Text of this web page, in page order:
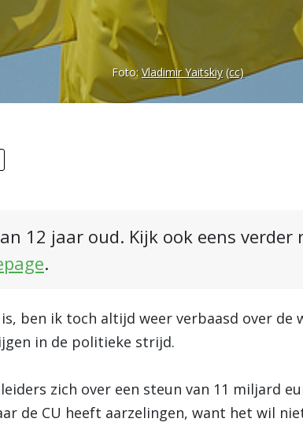
Foto: Vladimir Yaitskiy (cc)
12 jaar oud. Kijk ook eens
.
ben ik toch altijd weer verbaasd over
in de politieke strijd.
zich over een steun van 11 miljard
de CU heeft aarzelingen, want het wil